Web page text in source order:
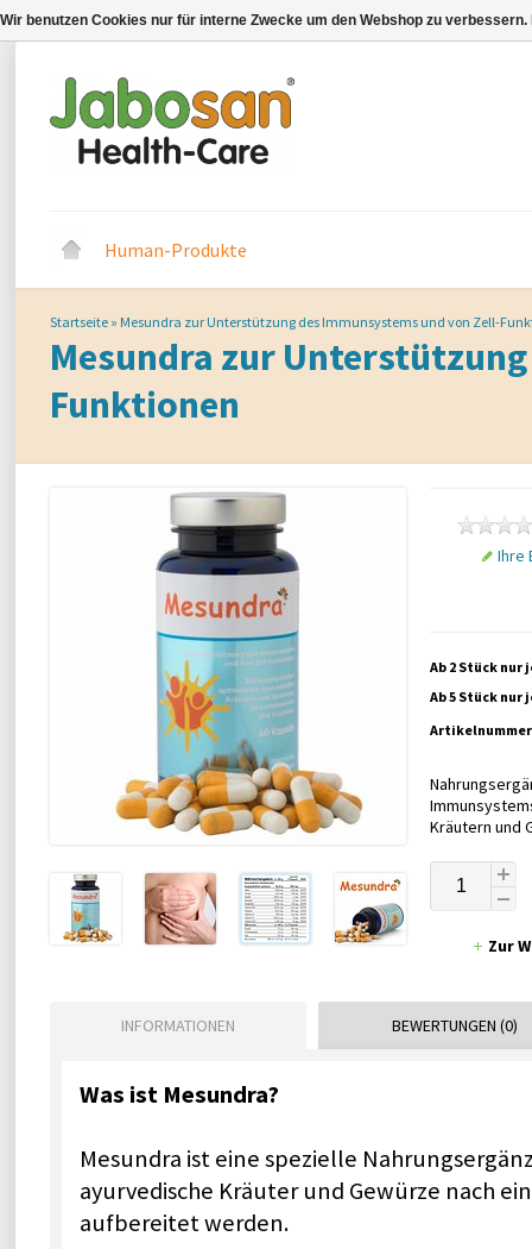
Human-Produkte
Startseite » Mesundra zur Unterstützung des Immunsystems und von Zell-
Mesundra zur
Funktionen
Ihre
Ab 2 Stück nur
Ab 5 Stück nur
Kräutern und
Zur
INFORMATIONEN BEWERTUNGEN (0)
Was ist Mesundra?
Mesundra ist eine spezielle
ayurvedische Kräuter und Gewürze nach
aufbereitet werden.
Wir benutzen Cookies nur für interne Zwecke um den Webshop zu